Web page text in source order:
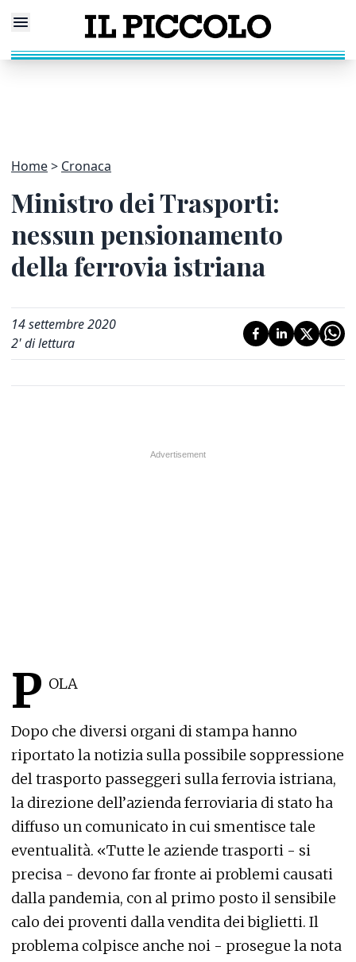
Home Cronaca
Ministro dei Trasporti:
nessun pensionamento
della ferrovia istriana
14 settembre 2020
2' di lettura
P OLA
Dopo che diversi organi di stampa hanno
riportato la notizia sulla possibile soppressione
del trasporto passeggeri sulla ferrovia istriana,
la direzione dell’azienda ferroviaria di stato ha
diffuso un comunicato in cui smentisce tale
eventualità. «Tutte le aziende trasporti - si
precisa - devono far fronte ai problemi causati
dalla pandemia, con al primo posto il sensibile
calo dei proventi dalla vendita dei biglietti. Il
problema colpisce anche noi - prosegue la nota